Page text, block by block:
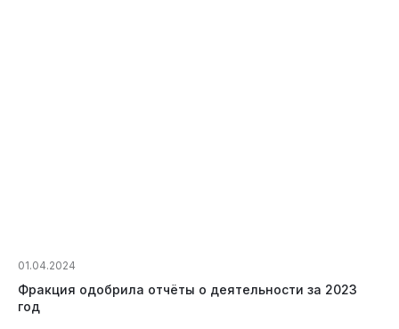
01.04.2024
Фракция одобрила отчёты о деятельности за 2023
год